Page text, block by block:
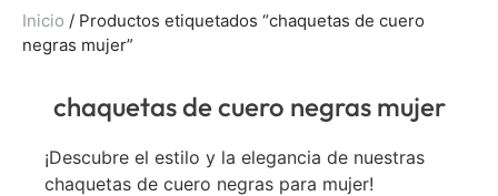
Inicio / Productos etiquetados “chaquetas de cuero
negras mujer”
chaquetas de cuero negras mujer
¡Descubre el estilo y la elegancia de nuestras
chaquetas de cuero negras para mujer!